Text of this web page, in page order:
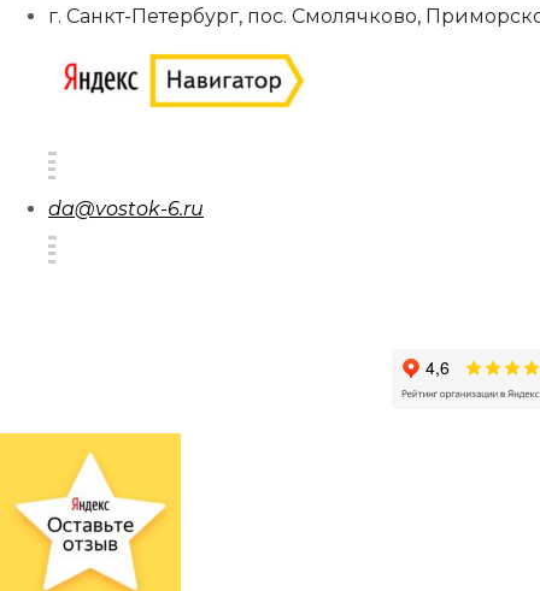
г. Санкт-Петербург, пос. Смолячково,
da@vostok-6.ru